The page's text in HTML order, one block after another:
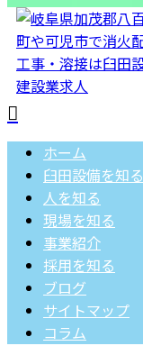
ホーム
臼田設備を知る
人を知る
現場を知る
事業紹介
採用を知る
ブログ
サイトマップ
コラム